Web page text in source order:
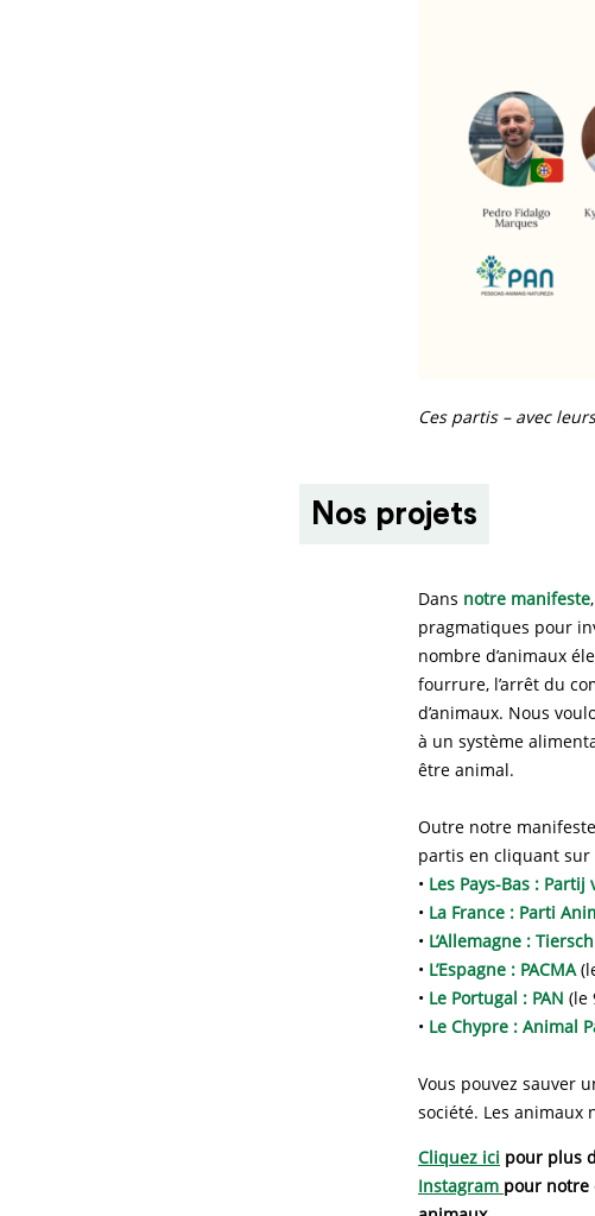
Ces partis – avec
Nos projets
Dans notre manifeste
pragmatiques pour
nombre d’animaux
fourrure, l’arrêt du
d’animaux. Nous
à un système
être animal.
Outre notre
partis en cliquant sur
• Les Pays-Bas :
• La France : Parti
• L’Allemagne :
• L’Espagne : PACMA
• Le Portugal : PAN (le
• Le Chypre : Animal
Vous pouvez sauver
société. Les animaux
Cliquez ici pour plus
Instagram pour notre